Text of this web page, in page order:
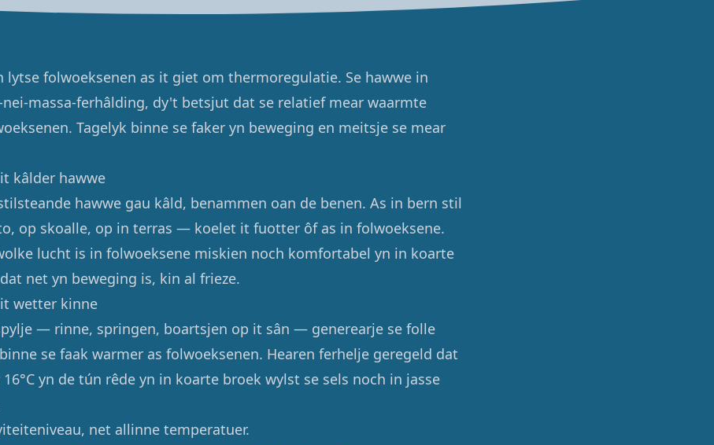
lytse folwoeksenen as it giet om thermoregulatie. Se hawwe in
massa-ferhâlding, dy't betsjut dat se relatief mear waarmte
Tagelyk binne se faker yn beweging en meitsje se mear
kâlder hawwe
hawwe gau kâld, benammen oan de benen. As in bern stil
op skoalle, op in terras — koelet it fuotter ôf as in folwoeksene.
lucht is in folwoeksene miskien noch komfortabel yn in koarte
net yn beweging is, kin al frieze.
wetter kinne
— rinne, springen, boartsjen op it sân — generearje se folle
se faak warmer as folwoeksenen. Hearen ferhelje geregeld dat
yn de tún rêde yn in koarte broek wylst se sels noch in jasse
net allinne temperatuer.